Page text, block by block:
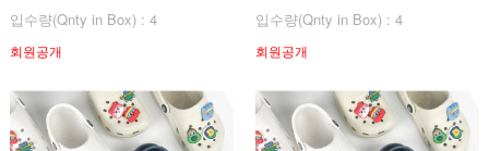
입수량(Qnty in Box) : 4
회원공개
입수량(Qnty in Box) : 4
회원공개